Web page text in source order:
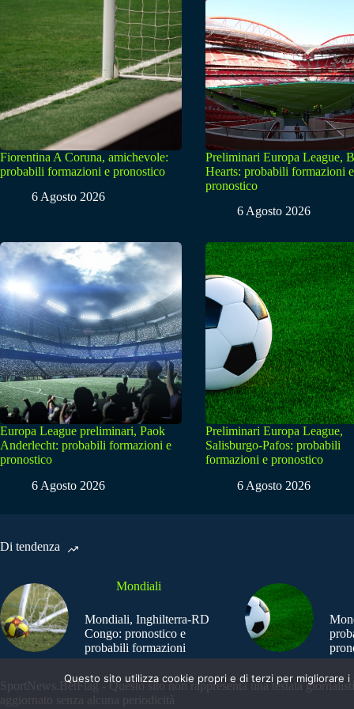
Fiorentina A Coruna, amichevole:
probabili formazioni e pronostico
6 Agosto 2026
Preliminari Europa League,
Hearts: probabili formazioni e
pronostico
6 Agosto 2026
Europa League preliminari, Paok
Anderlecht: probabili formazioni e
pronostico
6 Agosto 2026
Preliminari Europa League,
Salisburgo-Pafos: probabili
formazioni e pronostico
6 Agosto 2026
Di tendenza
Mondiali
Mondiali, Inghilterra-RD
Congo: pronostico e
probabili formazioni
SportNews.BetFlag - Questo sito non rappresenta una testata
aggiornato senza alcuna periodicità
Questo sito utilizza cookie propri e di terzi per migliorare